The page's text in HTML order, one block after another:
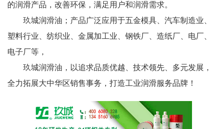
的润滑产品，改善环保，满足用户和润滑需求。
玖城润滑油；产品广泛应用于五金模具、汽车制造业、
塑料行业、纺织业、金属加工业、钢铁厂、造纸厂、电厂、
电子厂等，
玖城润滑油，以追求品质优越、技术领先、多元发展，
全力拓展大中华区销售事务，打造工业润滑服务品牌！